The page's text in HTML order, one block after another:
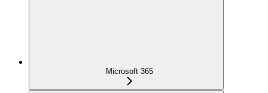
Microsoft 365